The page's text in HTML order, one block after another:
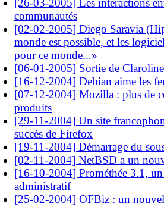
[26-03-2005] Les interactions
communautés
[02-02-2005] Diego Saravia
monde est possible, et les
pour ce monde...»
[06-01-2005] Sortie de
[16-12-2004] Debian aime les
[07-12-2004] Mozilla : plus de
produits
[29-11-2004] Un site
succès de Firefox
[19-11-2004] Démarrage du
[02-11-2004] NetBSD a un
[16-10-2004] Prométhée 3.1,
administratif
[25-02-2004] OFBiz : un